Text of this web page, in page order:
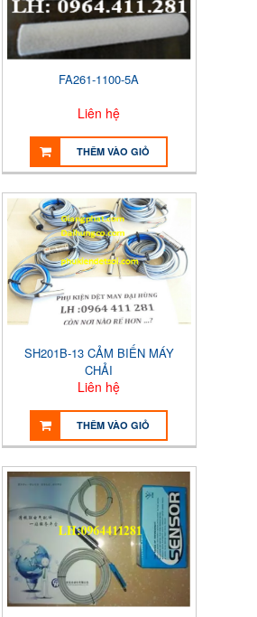
FA261-1100-5A
Liên hệ
THÊM VÀO GIỎ
SH201B-13 CẢM BIẾN MÁY
CHẢI
Liên hệ
THÊM VÀO GIỎ